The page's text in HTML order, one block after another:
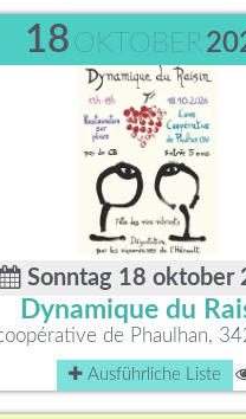
18 OKTOBER
Sonntag 18 oktober
Dynamique du
de Phaulhan,
Ausführliche Liste